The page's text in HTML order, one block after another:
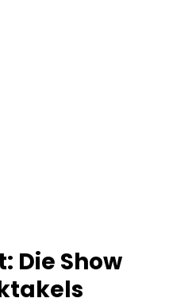
Die Show